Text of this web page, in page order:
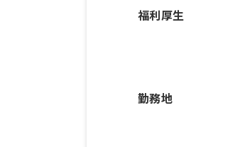
福利厚生
勤務地